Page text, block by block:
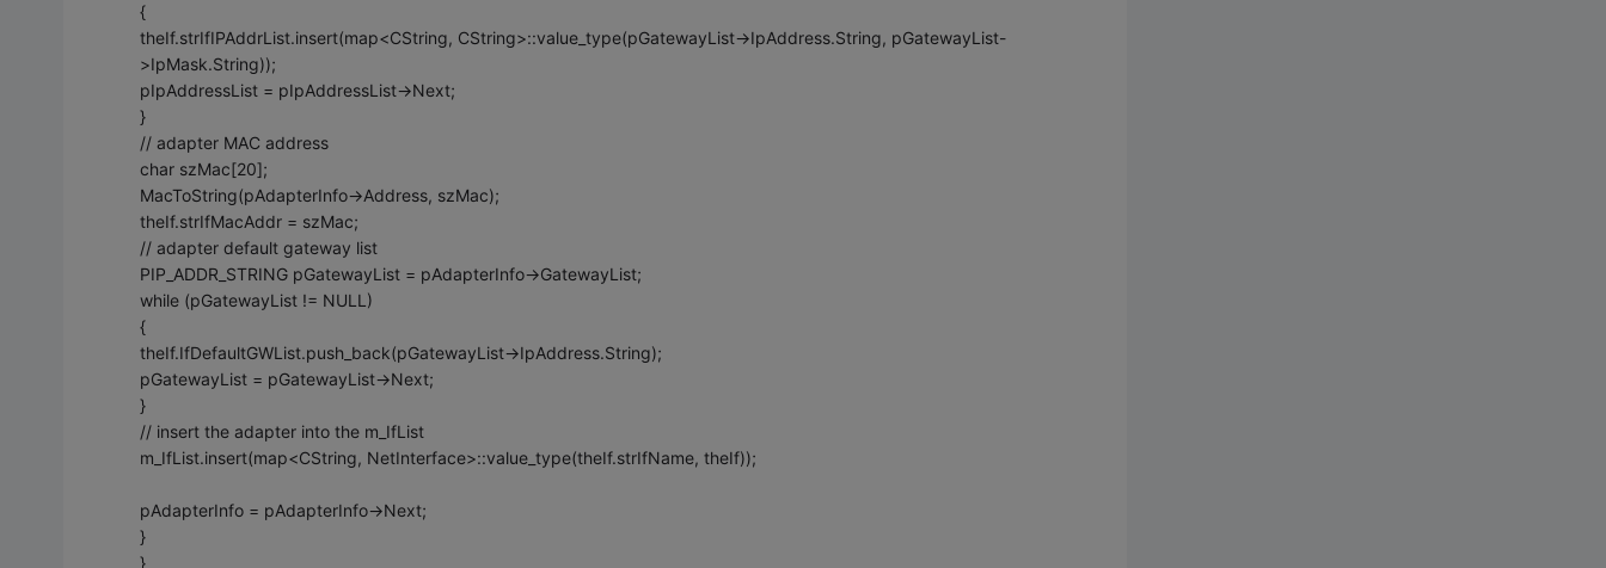
{
theIf.strIfIPAddrList.insert(map<CString, CString>::value_type(pGatewayList->IpAddress.String, pGatewayList-
>IpMask.String));
pIpAddressList = pIpAddressList->Next;
}
// adapter MAC address
char szMac[20];
MacToString(pAdapterInfo->Address, szMac);
theIf.strIfMacAddr = szMac;
// adapter default gateway list
PIP_ADDR_STRING pGatewayList = pAdapterInfo->GatewayList;
while (pGatewayList != NULL)
{
theIf.IfDefaultGWList.push_back(pGatewayList->IpAddress.String);
pGatewayList = pGatewayList->Next;
}
// insert the adapter into the m_IfList
m_IfList.insert(map<CString, NetInterface>::value_type(theIf.strIfName, theIf));
pAdapterInfo = pAdapterInfo->Next;
}
}